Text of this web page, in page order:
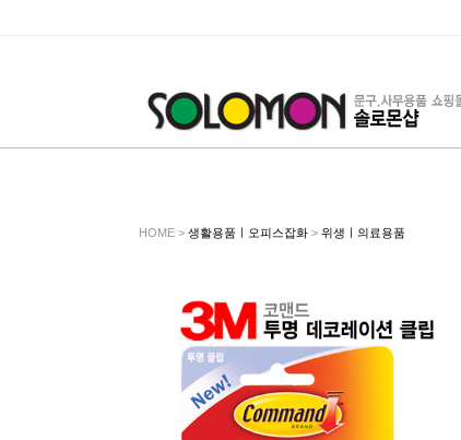
HOME > 생활용품ㅣ오피스잡화 > 위생ㅣ의료용품